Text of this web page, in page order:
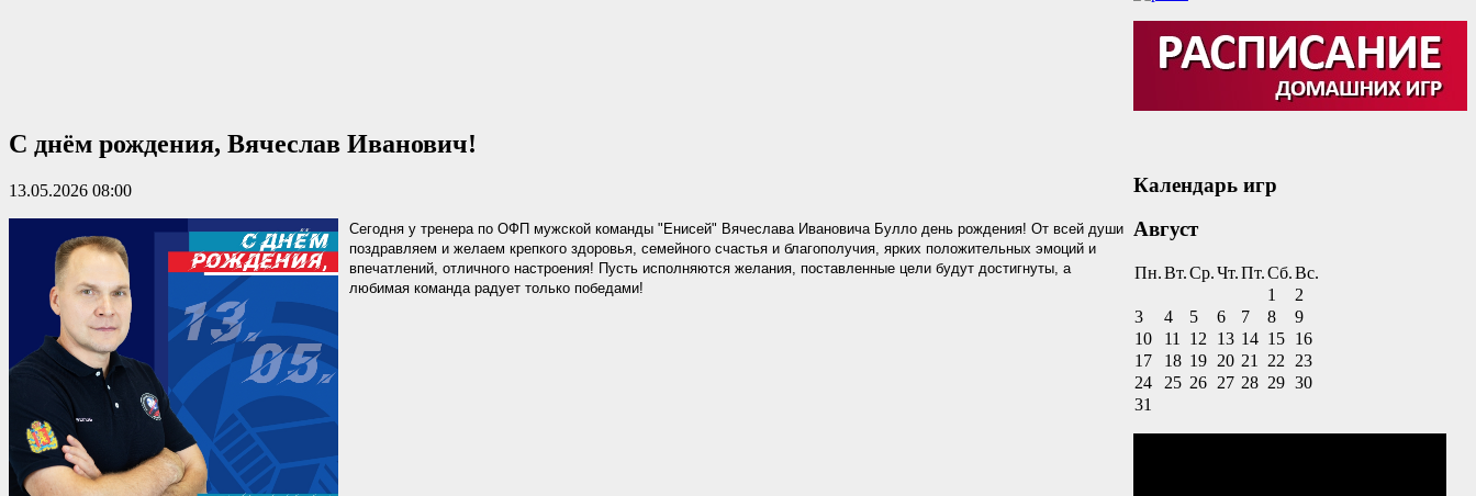
С днём рождения, Вячеслав Иванович!
13.05.2026 08:00
Сегодня у тренера по ОФП мужской команды "Енисей" Вячеслава Ивановича Булло день рождения! От всей души
поздравляем и желаем крепкого здоровья, семейного счастья и благополучия, ярких положительных эмоций и
впечатлений, отличного настроения! Пусть исполняются желания, поставленные цели будут достигнуты, а
любимая команда радует только победами!
Календарь игр
Август
Пн.Вт.Ср.Чт.Пт.Сб.Вс.
1
2
3
4 5 6 7 8
9
10
11 12 13 14 15 16
17
18 19 20 21 22
23
24
25 26 27 28 29 30
31